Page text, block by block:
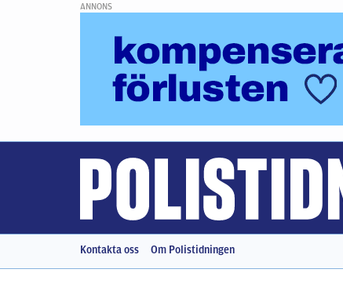
ANNONS
Kontakta oss Om Polistidningen